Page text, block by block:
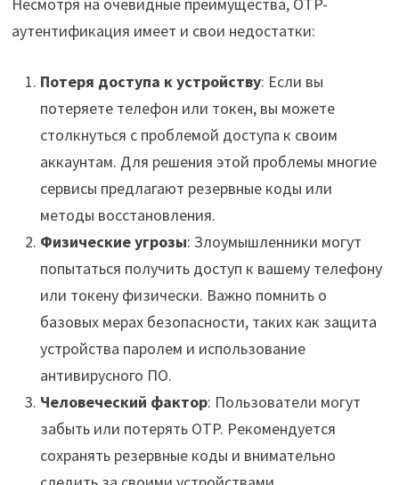
аутентификация имеет и свои недостатки:
Потеря доступа к устройству: Если вы
потеряете телефон или токен, вы можете
столкнуться с проблемой доступа к своим
аккаунтам. Для решения этой проблемы многие
сервисы предлагают резервные коды или
методы восстановления.
Физические угрозы: Злоумышленники могут
попытаться получить доступ к вашему телефону
или токену физически. Важно помнить о
базовых мерах безопасности, таких как защита
устройства паролем и использование
антивирусного ПО.
Человеческий фактор: Пользователи могут
забыть или потерять OTP. Рекомендуется
сохранять резервные коды и внимательно